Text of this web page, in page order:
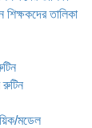
শিক্ষকদের তালিকা
রুটিন
মডেল